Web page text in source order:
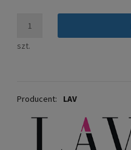
szt.
Producent: LAV